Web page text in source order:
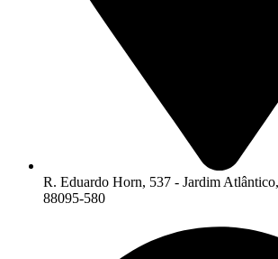
R. Eduardo Horn, 537 - Jardim
88095-580